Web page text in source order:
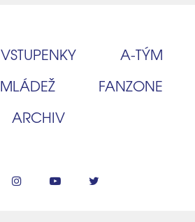
VSTUPENKY
A‑TÝM
MLÁDEŽ
FANZONE
ARCHIV